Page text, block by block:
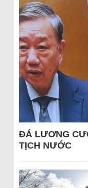
ĐÁ LƯƠNG
TỊCH NƯỚC